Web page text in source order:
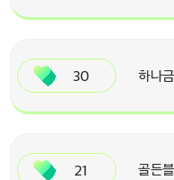
30 하나
21 골든